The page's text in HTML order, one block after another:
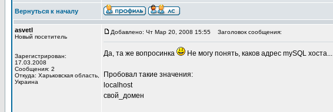
Вернуться к началу
asvetl
Новый посетитель
Зарегистрирован:
17.03.2008
Сообщения: 2
Откуда: Харьковская область,
Украина
Добавлено: Чт Мар 20, 2008 15:55 Заголовок сообщения:
Да, та же вопросинка Не могу понять, каков адрес mySQL хоста...
Пробовал такие значения:
localhost
свой_домен